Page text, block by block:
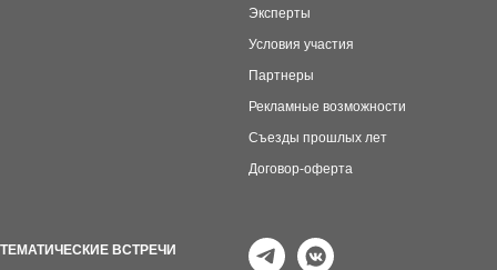
Эксперты
Условия участия
Партнеры
Рекламные возможности
Съезды прошлых лет
Договор-оферта
ТЕМАТИЧЕСКИЕ ВСТРЕЧИ